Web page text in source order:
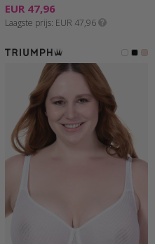
EUR 47,96
Laagste prijs EUR 47,96